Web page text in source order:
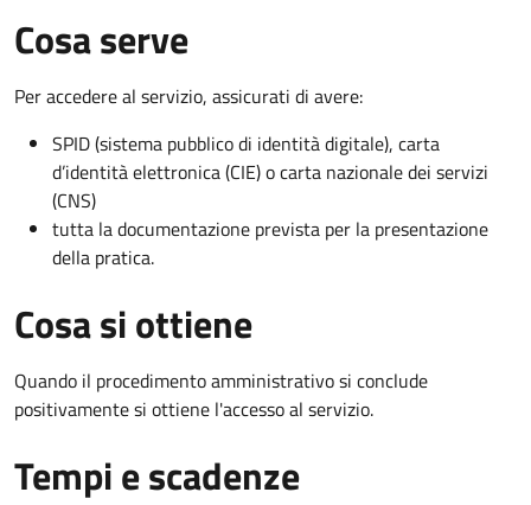
Cosa serve
Per accedere al servizio, assicurati di avere:
SPID (sistema pubblico di identità digitale), carta
d’identità elettronica (CIE) o carta nazionale dei servizi
(CNS)
tutta la documentazione prevista per la presentazione
della pratica.
Cosa si ottiene
Quando il procedimento amministrativo si conclude
positivamente si ottiene l'accesso al servizio.
Tempi e scadenze